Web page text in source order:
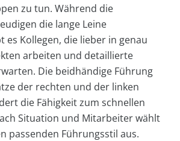
zu tun. Während die
die lange Leine
es Kollegen, die lieber in genau
arbeiten und detaillierte
Die beidhändige Führung
der rechten und der linken
die Fähigkeit zum schnellen
Situation und Mitarbeiter wählt
passenden Führungsstil aus.